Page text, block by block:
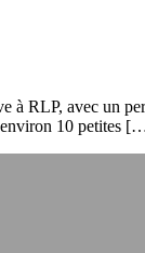
RLP, avec un
environ 10 petites